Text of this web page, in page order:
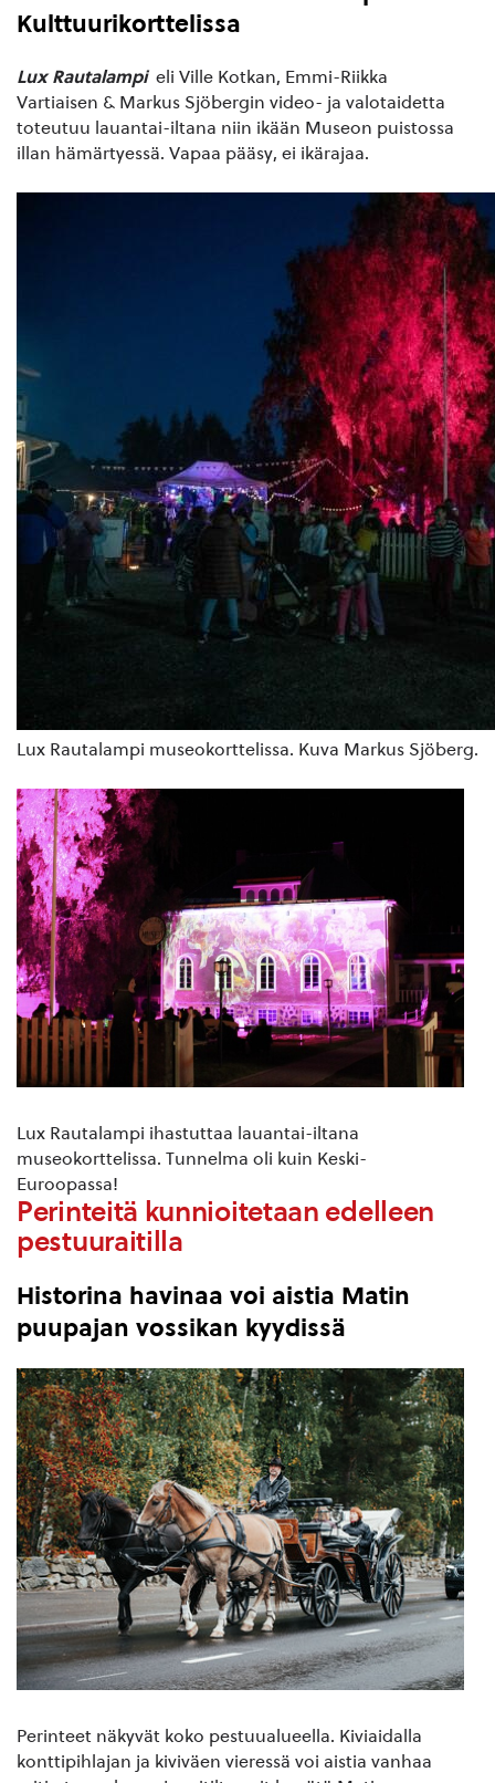
Kulttuurikorttelissa
Lux Rautalampieli Ville Kotkan, Emmi-Riikka
Vartiaisen & Markus Sjöbergin video- ja valotaidetta
toteutuu lauantai-iltana niin ikään Museon puistossa
illan hämärtyessä. Vapaa pääsy, ei ikärajaa.
Lux Rautalampi museokorttelissa. Kuva Markus Sjöberg.
Lux Rautalampi ihastuttaa lauantai-iltana
museokorttelissa. Tunnelma oli kuin Keski-
Euroopassa!
Perinteitä kunnioitetaan edelleen
pestuuraitilla
Historina havinaa voi aistia Matin
puupajan vossikan kyydissä
Perinteet näkyvät koko pestuualueella. Kiviaidalla
konttipihlajan ja kiviväen vieressä voi aistia vanhaa